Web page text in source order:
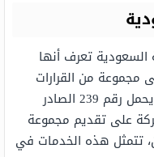
السعودية تعرف أنها
من القرارات
التي أصدرها مجلس الوزراء السعودي يحمل رقم 239 الصادر
تعمل الشركة على تقديم مجموعة
تتمثل هذه الخدمات في